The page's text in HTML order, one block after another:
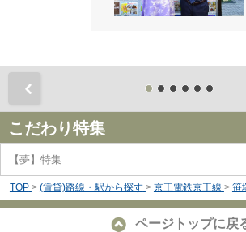
こだわり特集
【夢】特集
TOP > (賃貸)路線・駅から探す > 京王電鉄京王線 > 笹
ページトップに戻